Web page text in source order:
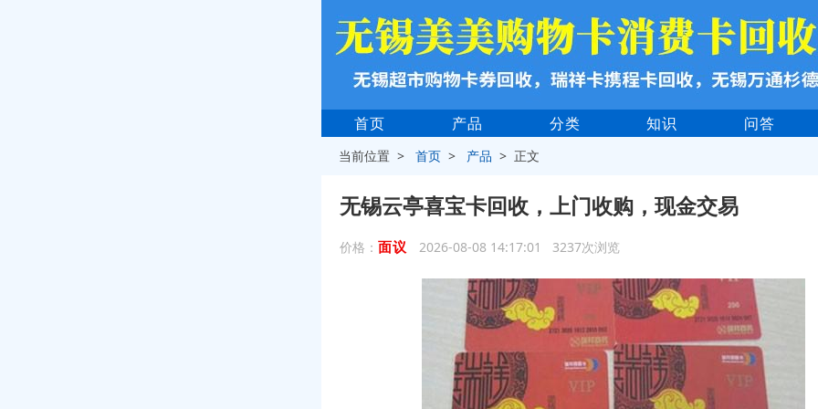
首页 产品 分类 知识 问答
当前位置 >首页 > 产品 > 正文
无锡云亭喜宝卡回收，上门收购，现金交易
价格： 面议 2026-08-08 14:17:01 3237次浏览